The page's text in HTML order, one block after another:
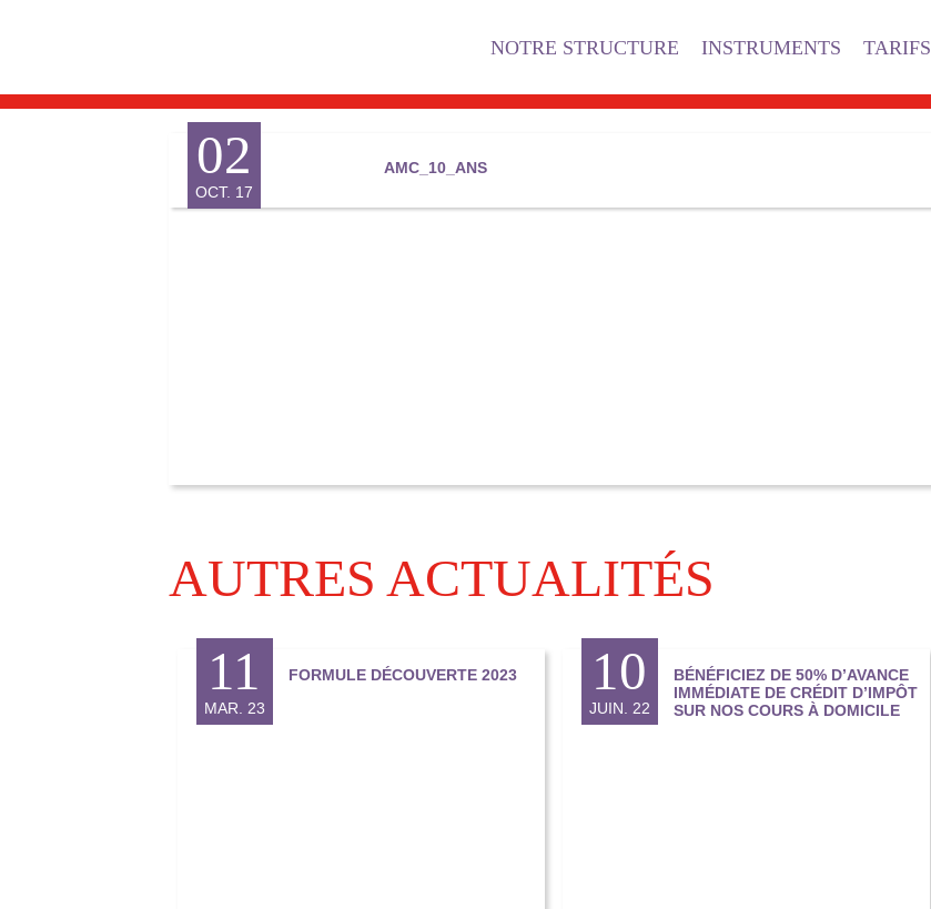
NOTRE STRUCTURE INSTRUMENTS TARIFS
02
OCT. 17
AMC_10_ANS
AUTRES ACTUALITÉS
11
MAR. 23
FORMULE DÉCOUVERTE 2023 10
JUIN. 22
BÉNÉFICIEZ DE 50% D’AVANCE
IMMÉDIATE DE CRÉDIT D’IMPÔT
SUR NOS COURS À DOMICILE